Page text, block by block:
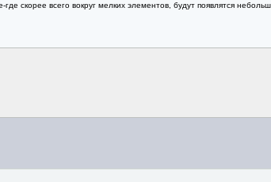
скорее всего вокруг мелких элементов, будут появлятся